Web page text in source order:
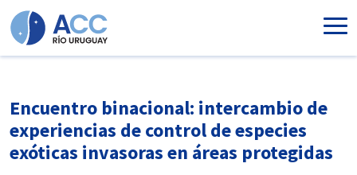
Ir al contenido principal
Encuentro binacional: intercambio de
experiencias de control de especies
exóticas invasoras en áreas protegidas